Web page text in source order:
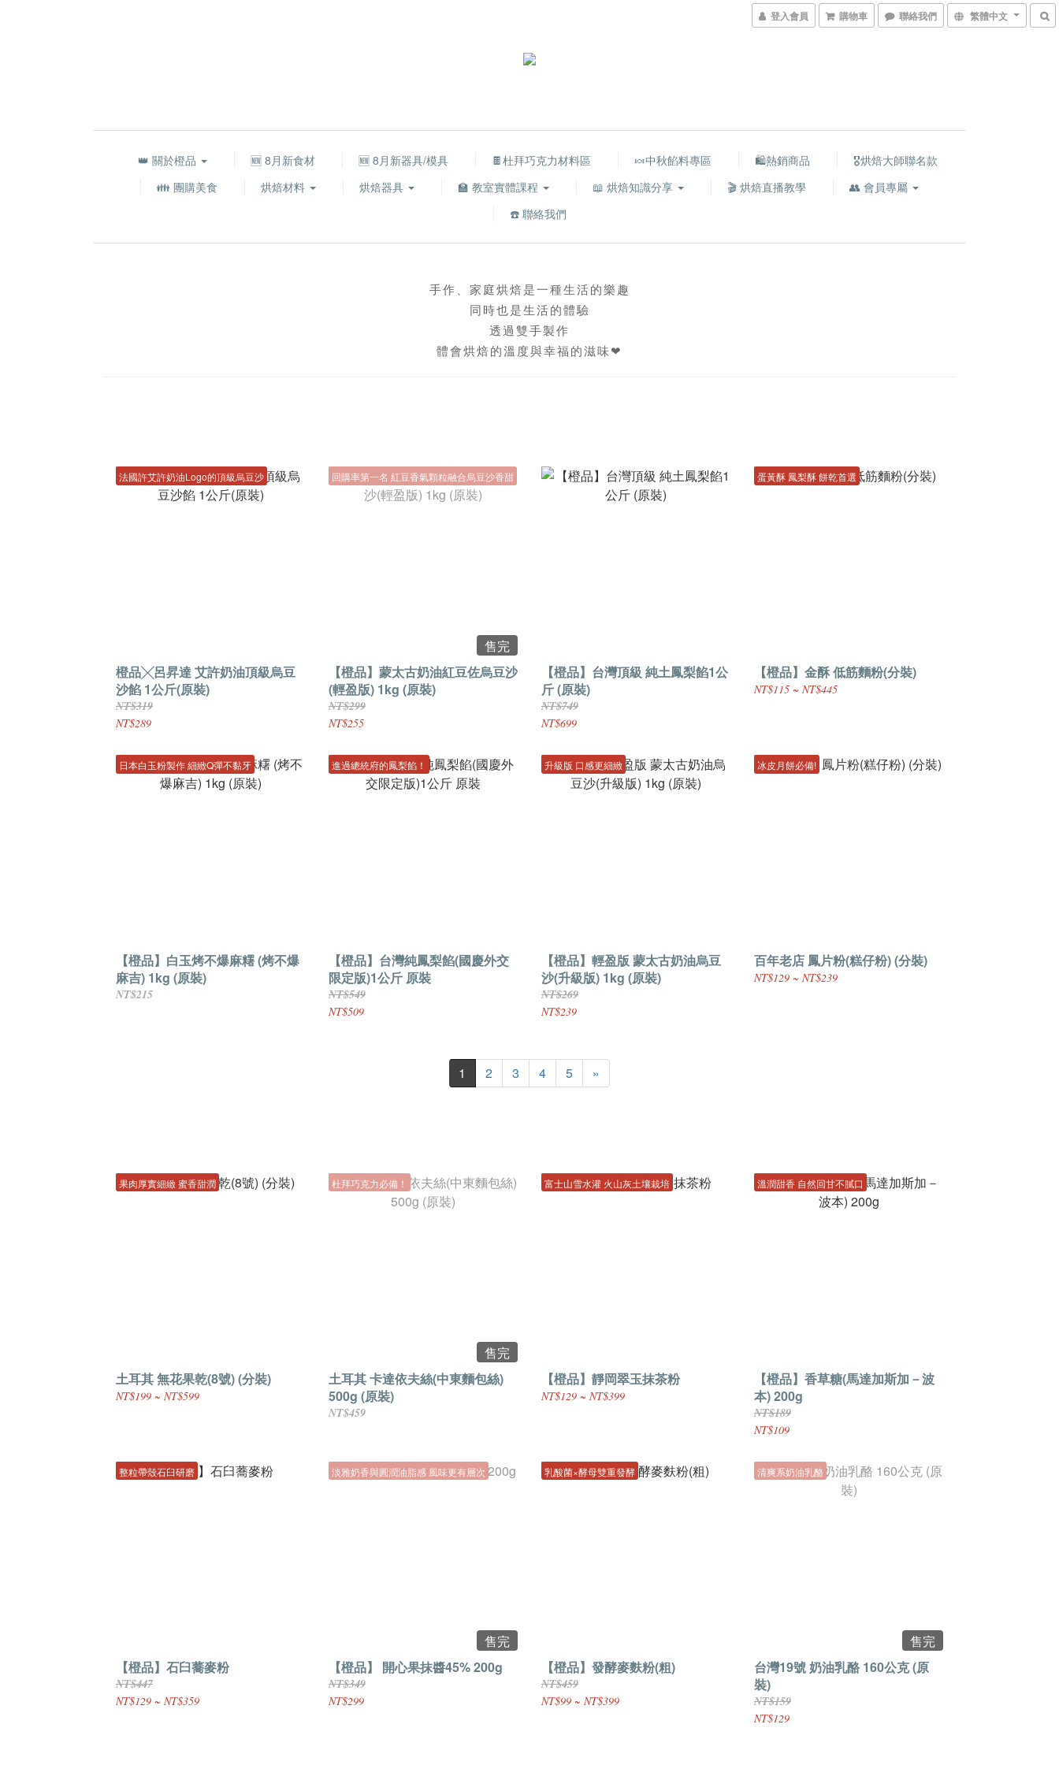
登入會員 購物車 聯絡我們 繁體中文
👑 關於橙品 🆕 8月新食材 🆕 8月新器具/模具 🍫杜拜巧克力材料區 🍬中秋餡料專區 🛍熱銷商品
🎖️烘焙大師聯名款
👪 團購美食
烘焙材料 烘焙器具 🏫 教室實體課程 📖 烘焙知識分享 🎬 烘焙直播教學
👥 會員專屬
☎️ 聯絡我們
手作、家庭烘焙是一種生活的樂趣
同時也是生活的體驗
透過雙手製作
體會烘焙的溫度與幸福的滋味❤
法國許艾許奶油Logo的頂級烏豆沙
橙品╳呂昇達 艾許奶油頂級烏豆
沙餡 1公斤(原裝)
NT$319
NT$289
回購率第一名 紅豆香氣顆粒融合烏豆沙香甜
售完
【橙品】蒙太古奶油紅豆佐烏豆沙
(輕盈版) 1kg (原裝)
NT$299
NT$255
【橙品】台灣頂級 純土鳳梨餡1公
斤 (原裝)
NT$749
NT$699
蛋黃酥 鳳梨酥 餅乾首選
【橙品】金酥 低筋麵粉(分裝)
NT$115 ~ NT$445
日本白玉粉製作 細緻Q彈不黏牙
【橙品】白玉烤不爆麻糬 (烤不爆
麻吉) 1kg (原裝)
NT$215
進過總統府的鳳梨餡！
【橙品】台灣純鳳梨餡(國慶外交
限定版)1公斤 原裝
NT$549
NT$509
升級版 口感更細緻
【橙品】輕盈版 蒙太古奶油烏豆
沙(升級版) 1kg (原裝)
NT$269
NT$239
冰皮月餅必備!
百年老店 鳳片粉(糕仔粉) (分裝)
NT$129 ~ NT$239
1 2 3 4 5 »
果肉厚實細緻 蜜香甜潤
土耳其 無花果乾(8號) (分裝)
NT$199 ~ NT$599
杜拜巧克力必備！
售完
土耳其 卡達依夫絲(中東麵包絲)
500g (原裝)
NT$459
富士山雪水灌 火山灰土壤栽培
【橙品】靜岡翠玉抹茶粉
NT$129 ~ NT$399
溫潤甜香 自然回甘不膩口
【橙品】香草糖(馬達加斯加－波
本) 200g
NT$189
NT$109
整粒帶殼石臼研磨
【橙品】石臼蕎麥粉
NT$447
NT$129 ~ NT$359
淡雅奶香與圓潤油脂感 風味更有層次
售完
【橙品】 開心果抹醬45% 200g
NT$349
NT$299
乳酸菌×酵母雙重發酵
【橙品】發酵麥麩粉(粗)
NT$459
NT$99 ~ NT$399
清爽系奶油乳酪
售完
台灣19號 奶油乳酪 160公克 (原
裝)
NT$159
NT$129